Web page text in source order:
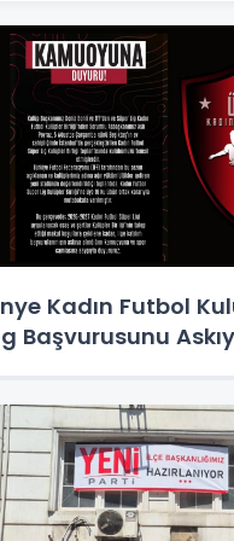
Kadın Futbol
Başvurusunu